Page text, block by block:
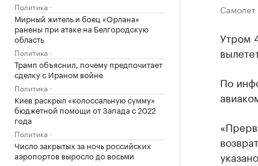
Политика
Мирный житель и боец «Орлана»
ранены при атаке на Белгородскую
область
Политика
Трамп объяснил, почему предпочитает
сделку с Ираном войне
Политика
Киев раскрыл «колоссальную сумму»
бюджетной помощи от Запада с 2022
года
Политика
Число закрытых за ночь российских
аэропортов выросло до восьми
Самолет
Утром
По